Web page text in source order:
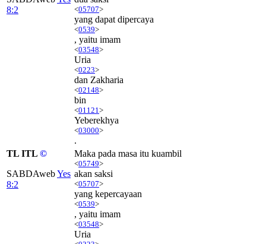
8:2
<05707>
yang dapat dipercaya
<0539>
, yaitu imam
<03548>
Uria
<0223>
dan Zakharia
<02148>
bin
<01121 >
Yeberekhya
<03000>
.
TL ITL ©
SABDAwebYes
8:2
Maka pada masa itu kuambil
<05749>
akan saksi
<05707>
yang kepercayaan
<0539>
, yaitu imam
<03548>
Uria